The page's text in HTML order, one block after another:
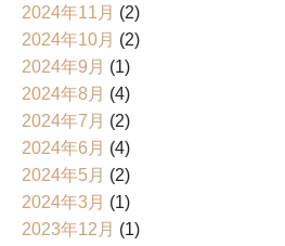
2024年11月 (2)
2024年10月 (2)
2024年9月 (1)
2024年8月 (4)
2024年7月 (2)
2024年6月 (4)
2024年5月 (2)
2024年3月 (1)
2023年12月 (1)